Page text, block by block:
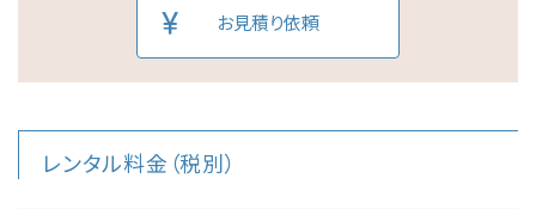
お見積り依頼
レンタル料金（税別）